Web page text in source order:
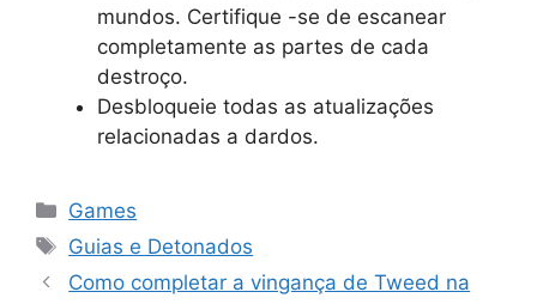
mundos. Certifique -se de escanear
completamente as partes de cada
destroço.
Desbloqueie todas as atualizações
relacionadas a dardos.
Categorias
Games
Tags
Guias e Detonados
Como completar a vingança de Tweed na